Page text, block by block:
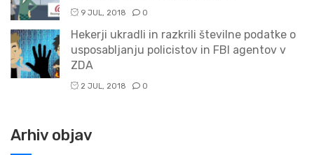
9 JUL, 2018 0
Hekerji ukradli in razkrili številne podatke o
usposabljanju policistov in FBI agentov v
ZDA
2 JUL, 2018 0
Arhiv objav